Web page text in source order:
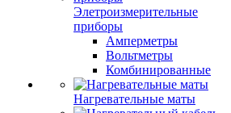
Элетроизмерительные
приборы
Амперметры
Вольтметры
Комбинированные
Нагревательные маты